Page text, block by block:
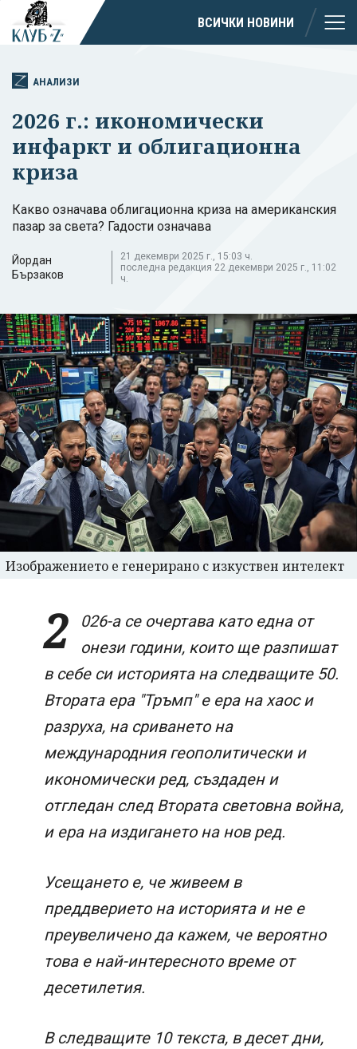
ВСИЧКИ НОВИНИ
АНАЛИЗИ
2026 г.: икономически
инфаркт и облигационна
криза
Какво означава облигационна криза на американския
пазар за света? Гадости означава
Йордан
Бързаков
21 декември 2025 г., 15:03 ч.
последна редакция 22 декември 2025 г., 11:02
ч.
Изображението е генерирано с изкуствен интелект
2
026-а се очертава като една от
онези години, които ще разпишат
в себе си историята на следващите 50.
Втората ера "Тръмп" е ера на хаос и
разруха, на сриването на
международния геополитически и
икономически ред, създаден и
отгледан след Втората световна война,
и ера на издигането на нов ред.
Усещането е, че живеем в
преддверието на историята и не е
преувеличено да кажем, че вероятно
това е най-интересното време от
десетилетия.
В следващите 10 текста, в десет дни,